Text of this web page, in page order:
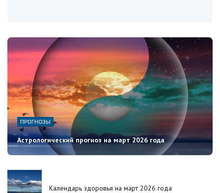
ПРОГНОЗЫ
Астрологический прогноз на март 2026 года
Календарь здоровья на март 2026 года